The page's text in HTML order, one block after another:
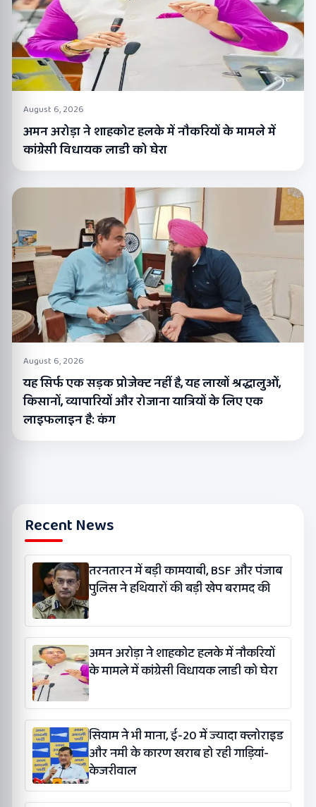
August 6, 2026
अमन अरोड़ा ने शाहकोट हलके में नौकरियों के मामले में
कांग्रेसी विधायक लाडी को घेरा
August 6, 2026
यह सिर्फ एक सड़क प्रोजेक्ट नहीं है, यह लाखों श्रद्धालुओं,
किसानों, व्यापारियों और रोजाना यात्रियों के लिए एक
लाइफलाइन है: कंग
Recent News
तरनतारन में बड़ी कामयाबी, BSF और पंजाब
पुलिस ने हथियारों की बड़ी खेप बरामद की
अमन अरोड़ा ने शाहकोट हलके में नौकरियों
के मामले में कांग्रेसी विधायक लाडी को घेरा
सियाम ने भी माना, ई-20 में ज्यादा क्लोराइड
और नमी के कारण खराब हो रही गाड़ियां-
केजरीवाल